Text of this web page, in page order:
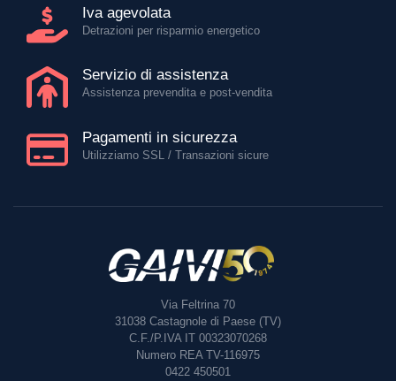
Iva agevolata
Detrazioni per risparmio energetico
Servizio di assistenza
Assistenza prevendita e post-vendita
Pagamenti in sicurezza
Utilizziamo SSL / Transazioni sicure
Via Feltrina 70
31038 Castagnole di Paese (TV)
C.F./P.IVA IT 00323070268
Numero REA TV-116975
0422 450501